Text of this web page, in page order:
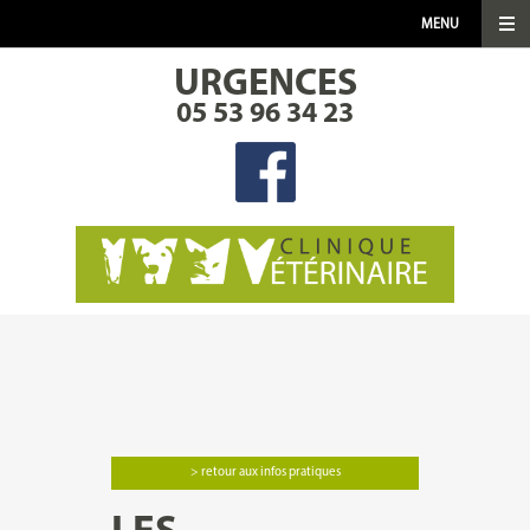
URGENCES
05 53 96 34 23
MENU
CLINIQUE
SERVICES
> retour aux infos pratiques